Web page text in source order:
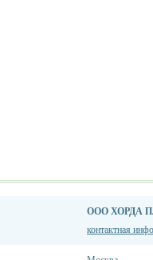
ООО ХОРДА
контактная